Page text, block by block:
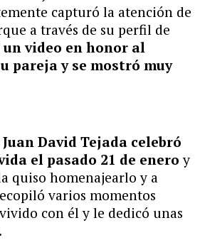
capturó la atención de
a través de su perfil de
un video en honor al
pareja y se mostró muy
Juan David Tejada celebró
el pasado 21 de enero y
quiso homenajearlo y a
varios momentos
con él y le dedicó unas